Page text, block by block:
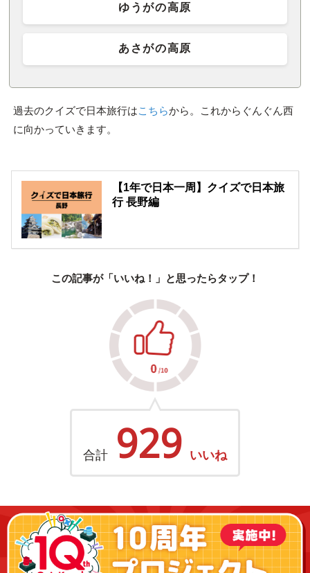
ゆうがの高原
あさがの高原
過去のクイズで日本旅行はこちらから。これからぐんぐん西
に向かっていきます。
【1年で日本一周】クイズで日本旅
行 長野編
この記事が「いいね！」と思ったらタップ！
合計 929 いいね